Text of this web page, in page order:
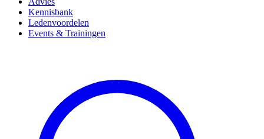
Kennisbank
Ledenvoordelen
Events & Trainingen